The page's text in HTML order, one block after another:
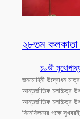
২৮তম কলকাতা
চণ্ডী
জনমোহিনী উদ্বোধন
আন্তর্জাতিক চলচ্চিত্র
আন্তর্জাতিক
সিনেফিলদের পক্ষে